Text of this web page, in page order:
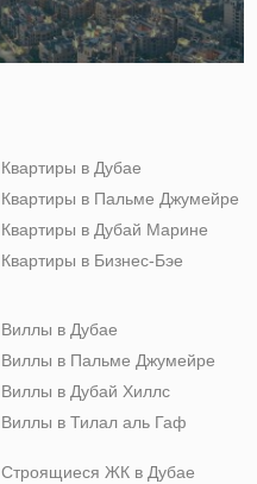
Квартиры в Дубае
Квартиры в Пальме Джумейре
Квартиры в Дубай Марине
Квартиры в Бизнес-Бэе
Виллы в Дубае
Виллы в Пальме Джумейре
Виллы в Дубай Хиллс
Виллы в Тилал аль Гаф
Строящиеся ЖК в Дубае